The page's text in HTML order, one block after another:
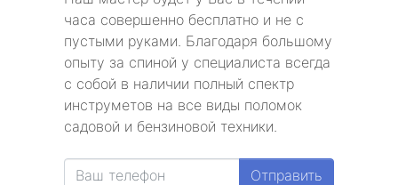
часа совершенно бесплатно и не с
пустыми руками. Благодаря большому
опыту за спиной у специалиста всегда
с собой в наличии полный спектр
инструметов на все виды поломок
садовой и бензиновой техники.
Отправить